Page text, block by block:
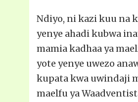
Ndiyo, ni kazi kuu na
yenye ahadi kubwa
mamia kadhaa ya
yote yenye uwezo
kupata kwa uwindaji
maelfu ya